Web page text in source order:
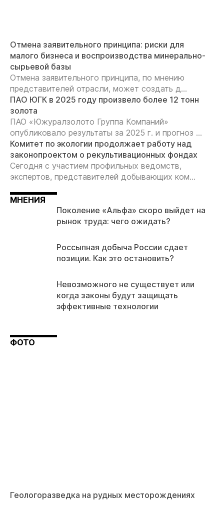
Отмена заявительного принципа: риски для
малого бизнеса и воспроизводства минерально-
сырьевой базы
Отмена заявительного принципа, по мнению
представителей отрасли, может создать д...
ПАО ЮГК в 2025 году произвело более 12 тонн
золота
ПАО «Южуралзолото Группа Компаний»
опубликовало результаты за 2025 г. и прогноз ...
Комитет по экологии продолжает работу над
законопроектом о рекультивационных фондах
Сегодня с участием профильных ведомств,
экспертов, представителей добывающих ком...
МНЕНИЯ
Поколение «Альфа» скоро выйдет на
рынок труда: чего ожидать?
Россыпная добыча России сдает
позиции. Как это остановить?
Невозможного не существует или
когда законы будут защищать
эффективные технологии
ФОТО
Геологоразведка на рудных месторождениях